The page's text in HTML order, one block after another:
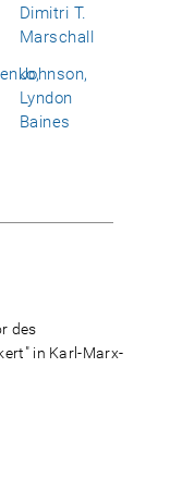
Dimitri T.
Marschall
Johnson,
Lyndon
Baines
des
in Karl-Marx-